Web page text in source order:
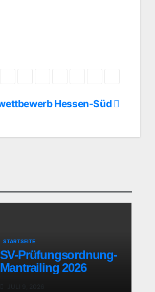
Hessen-Süd
STARTSEITE
SV-Prüfungsordnung-
Mantrailing 2026